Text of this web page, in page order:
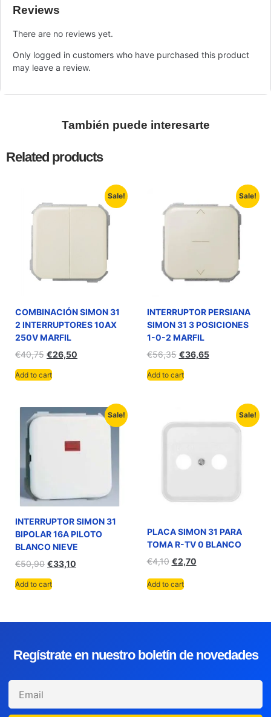
Reviews
There are no reviews yet.
Only logged in customers who have purchased this product
may leave a review.
También puede interesarte
Related products
Sale!
COMBINACIÓN SIMON 31
2 INTERRUPTORES 10AX
250V MARFIL
€40,75 €26,50
Add to cart
Sale!
INTERRUPTOR PERSIANA
SIMON 31 3 POSICIONES
1-0-2 MARFIL
€56,35 €36,65
Add to cart
Sale!
INTERRUPTOR SIMON 31
BIPOLAR 16A PILOTO
BLANCO NIEVE
€50,90 €33,10
Add to cart
Sale!
PLACA SIMON 31 PARA
TOMA R-TV 0 BLANCO
€4,10 €2,70
Add to cart
Regístrate en nuestro boletín de novedades